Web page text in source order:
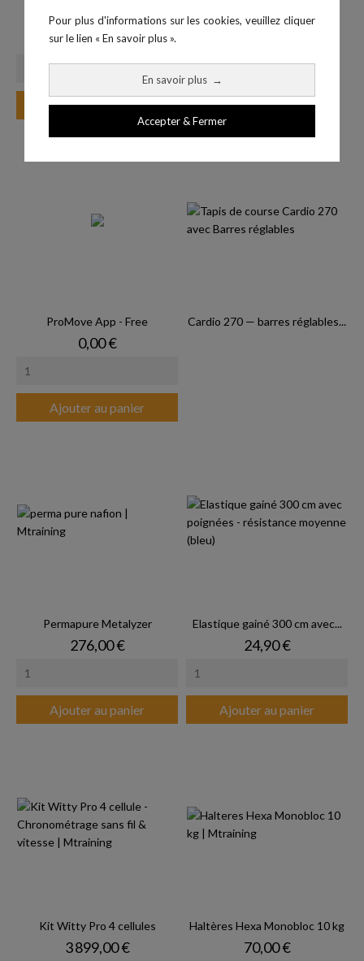
Pour plus d'informations sur les cookies, veuillez cliquer
sur le lien « En savoir plus ».
En savoir plus →
Accepter & Fermer
chrono
Prix
3 399,00 €
Ajouter au panier
ProMove App - Free
Prix
0,00 €
Ajouter au panier
Cardio 270 — barres réglables...
Permapure Metalyzer
Prix
276,00 €
Ajouter au panier
Elastique gainé 300 cm avec...
Prix
24,90 €
Ajouter au panier
Kit Witty Pro 4 cellules
Prix
3 899,00 €
Haltères Hexa Monobloc 10 kg
Prix
70,00 €